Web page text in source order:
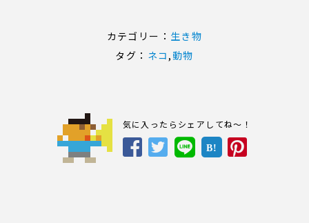
カテゴリー： 生き物
タグ： ネコ , 動物
気に入ったらシェアしてね～！
B!